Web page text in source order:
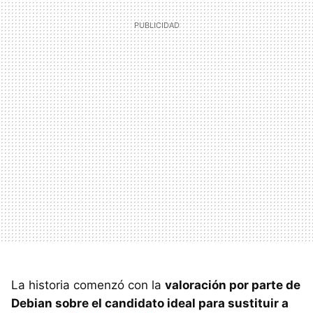
La historia comenzó con la valoración por parte de
Debian sobre el candidato ideal para sustituir a